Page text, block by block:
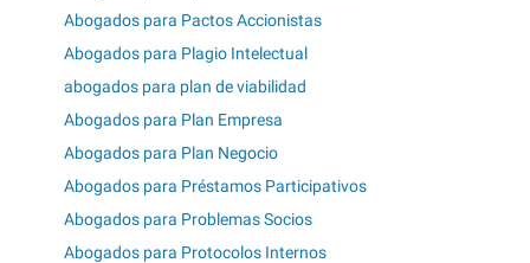
Abogados para Pactos Accionistas
Abogados para Plagio Intelectual
abogados para plan de viabilidad
Abogados para Plan Empresa
Abogados para Plan Negocio
Abogados para Préstamos Participativos
Abogados para Problemas Socios
Abogados para Protocolos Internos